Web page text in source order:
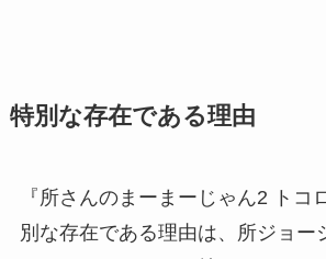
特別な存在である理由
『所さんのまーまーじゃん2 トコ
別な存在である理由は、所ジョー